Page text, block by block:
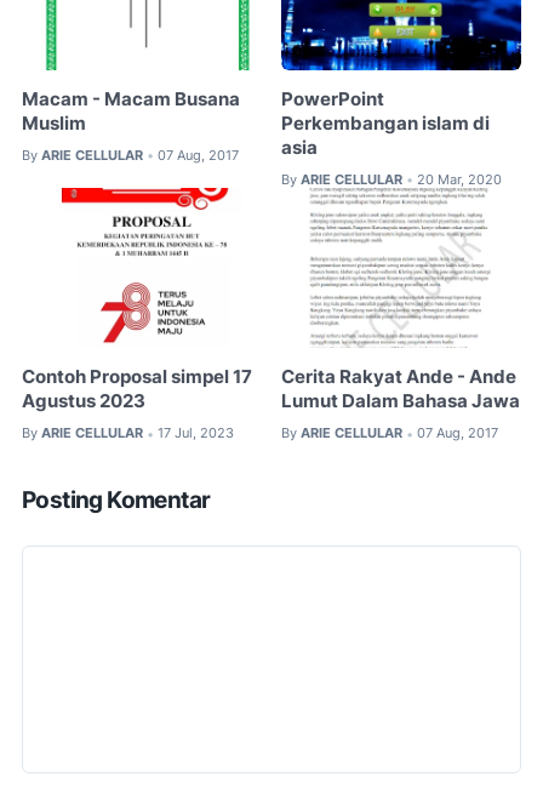
Macam - Macam Busana
Muslim
By ARIE CELLULAR • 07 Aug, 2017
PowerPoint
Perkembangan islam di
asia
By ARIE CELLULAR • 20 Mar, 2020
Contoh Proposal simpel 17
Agustus 2023
By ARIE CELLULAR • 17 Jul, 2023
Cerita Rakyat Ande - Ande
Lumut Dalam Bahasa Jawa
By ARIE CELLULAR • 07 Aug, 2017
Posting Komentar